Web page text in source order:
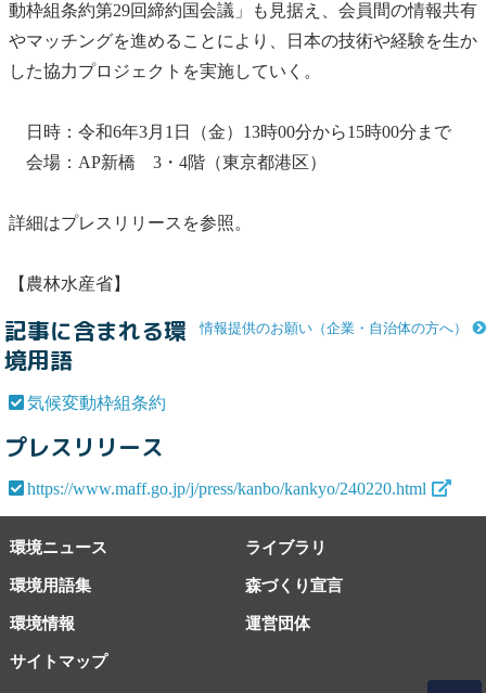
動枠組条約第29回締約国会議」も見据え、会員間の情報共有
やマッチングを進めることにより、日本の技術や経験を生か
した協力プロジェクトを実施していく。
日時：令和6年3月1日（金）13時00分から15時00分まで
会場：AP新橋 3・4階（東京都港区）
詳細はプレスリリースを参照。
【農林水産省】
情報提供のお願い（企業・自治体の方へ）
記事に含まれる環
境用語
気候変動枠組条約
プレスリリース
https://www.maff.go.jp/j/press/kanbo/kankyo/240220.html
環境ニュース ライブラリ
環境用語集 森づくり宣言
環境情報
サイトマップ
運営団体